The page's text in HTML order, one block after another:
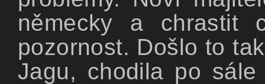
německy a chrastit
pozornost. Došlo to
Jagu, chodila po